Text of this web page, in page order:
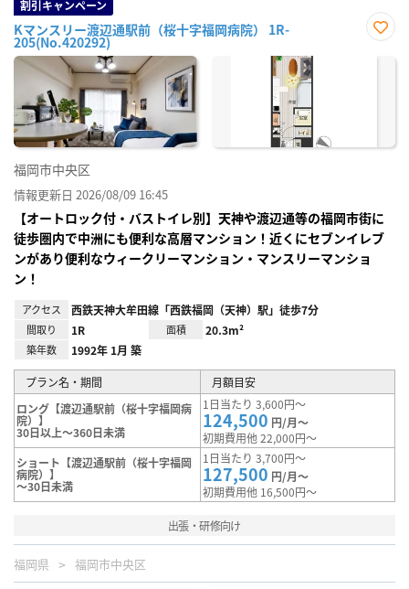
割引キャンペーン
Kマンスリー渡辺通駅前（桜十字福岡病院） 1R-
205(No.420292)
に入
福岡市中央区
情報更新日 2026/08/09 16:45
【オートロック付・バストイレ別】天神や渡辺通等の福岡市街に
徒歩圏内で中洲にも便利な高層マンション！近くにセブンイレブ
ンがあり便利なウィークリーマンション・マンスリーマンショ
ン！
アクセス 西鉄天神大牟田線「西鉄福岡（天神）駅」徒歩7分
間取り 1R 面積 20.3m²
築年数 1992年 1月 築
プラン名・期間
月額目安
ロング【渡辺通駅前（桜十字福岡病
院）】
30日以上～360日未満
1日当たり 3,600円～
124,500 円/月～
初期費用他 22,000円～
ショート【渡辺通駅前（桜十字福岡
病院）】
～30日未満
1日当たり 3,700円～
127,500 円/月～
初期費用他 16,500円～
出張・研修向け
福岡県 福岡市中央区